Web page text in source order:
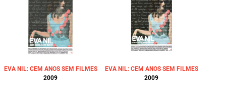
EVA NIL: CEM ANOS SEM FILMES
2009
EVA NIL: CEM ANOS SEM FILMES
2009